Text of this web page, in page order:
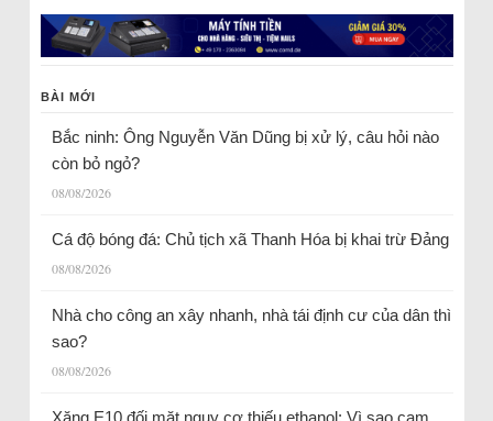
BÀI MỚI
Bắc ninh: Ông Nguyễn Văn Dũng bị xử lý, câu hỏi nào
còn bỏ ngỏ?
08/08/2026
Cá độ bóng đá: Chủ tịch xã Thanh Hóa bị khai trừ Đảng
08/08/2026
Nhà cho công an xây nhanh, nhà tái định cư của dân thì
sao?
08/08/2026
Xăng E10 đối mặt nguy cơ thiếu ethanol: Vì sao cam